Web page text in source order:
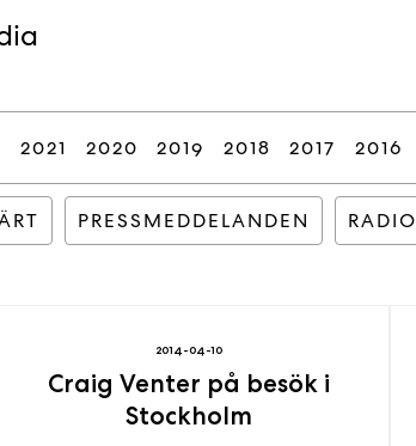
2021 2020 2019 2018 2017 2016
PRESSMEDDELANDEN RADIO
2014-04-10
Craig Venter på besök i
Stockholm